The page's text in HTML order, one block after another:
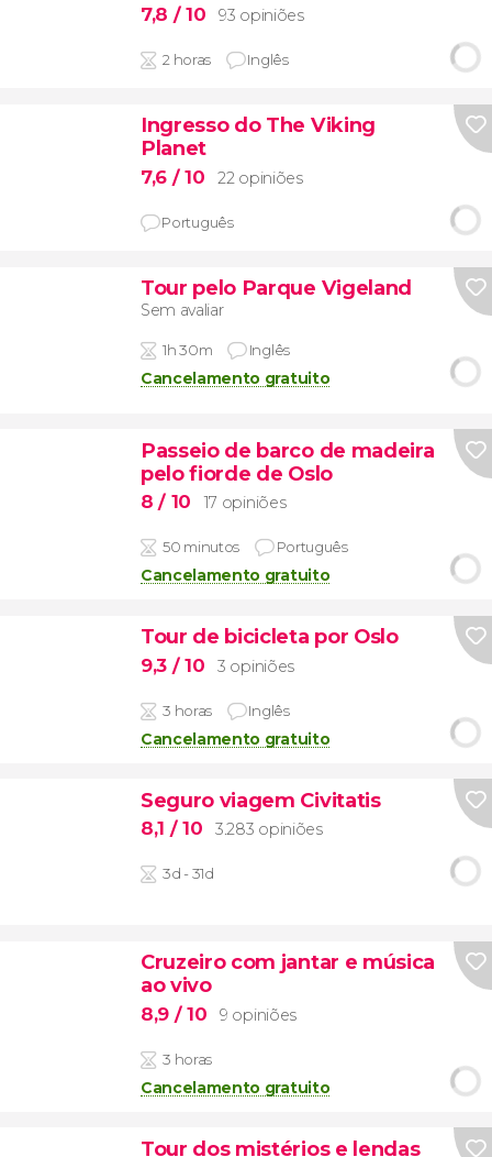
7,8 / 10 93 opiniões
2 horas Inglês
Ingresso do The Viking
Planet
7,6 / 10 22 opiniões
Português
Tour pelo Parque Vigeland
Sem avaliar
1h 30m Inglês
Cancelamento gratuito
Passeio de barco de madeira
pelo fiorde de Oslo
8/ 10 17 opiniões
50 minutos Português
Cancelamento gratuito
Tour de bicicleta por Oslo
9,3 / 10 3 opiniões
3 horas Inglês
Cancelamento gratuito
Seguro viagem Civitatis
8,1 / 10 3.283 opiniões
3d - 31d
Cruzeiro com jantar e música
ao vivo
8,9 / 10 9 opiniões
3 horas
Cancelamento gratuito
Tour dos mistérios e lendas